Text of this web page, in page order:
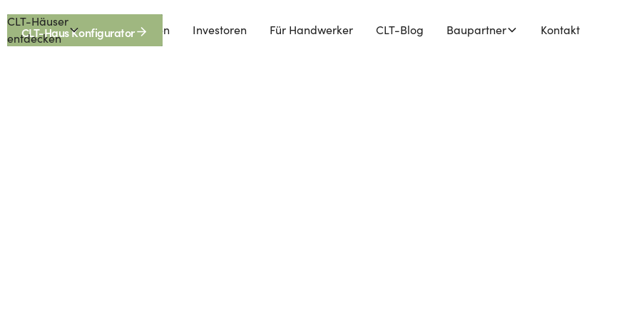
CLT-Häuser
entdecken
Förderungen Investoren Für Handwerker CLT-Blog Baupartner Kontakt
CLT-Haus Konfigurator